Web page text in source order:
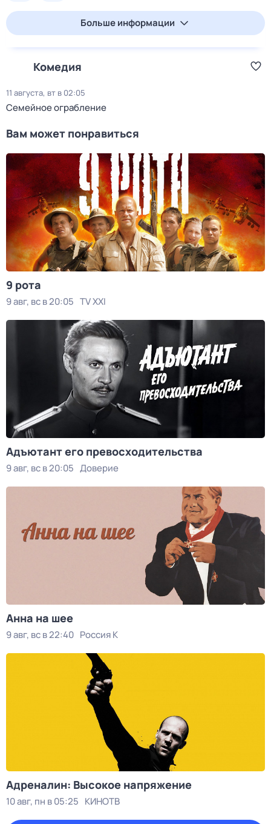
Больше информации
Комедия
11 августа, вт в 02:05
Семейное ограбление
Вам может понравиться
9 рота
9 авг, вс в 20:05 TV XXI
Адъютант его превосходительства
9 авг, вс в 20:05 Доверие
Анна на шее
9 авг, вс в 22:40 Россия К
Адреналин: Высокое напряжение
10 авг, пн в 05:25 КИНОТВ